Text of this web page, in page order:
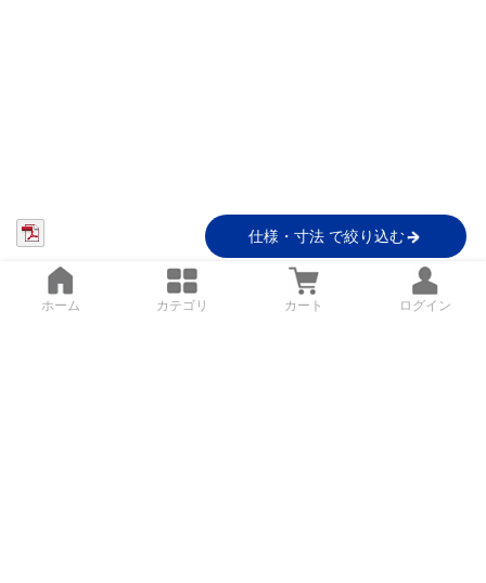
仕様・寸法 で絞り込む
ホーム カテゴリ カート ログイン